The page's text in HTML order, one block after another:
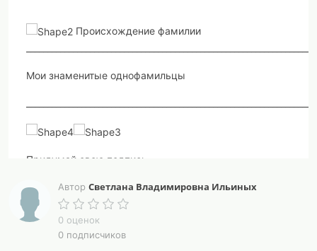
Происхождение фамилии
Мои знаменитые однофамильцы
Придумай свою подпись
Автор Светлана Владимировна Ильиных
0 оценок
0 подписчиков